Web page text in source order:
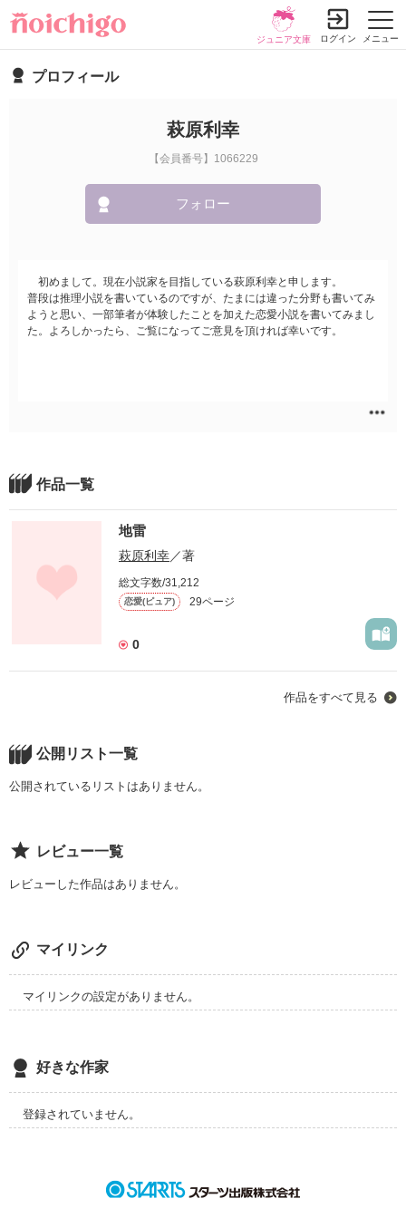
メニュー
ジュニア文庫 ログイン
プロフィール
萩原利幸
【会員番号】1066229
フォロー
初めまして。現在小説家を目指している萩原利幸と申します。
普段は推理小説を書いているのですが、たまには違った分野も書いてみ
ようと思い、一部筆者が体験したことを加えた恋愛小説を書いてみまし
た。よろしかったら、ご覧になってご意見を頂ければ幸いです。
作品一覧
地雷
萩原利幸／著
総文字数/31,212
恋愛(ピュア) 29ページ
0
作品をすべて見る
公開リスト一覧
公開されているリストはありません。
レビュー一覧
レビューした作品はありません。
マイリンク
マイリンクの設定がありません。
好きな作家
登録されていません。